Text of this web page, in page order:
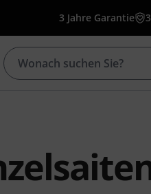
3 Jahre Garantie